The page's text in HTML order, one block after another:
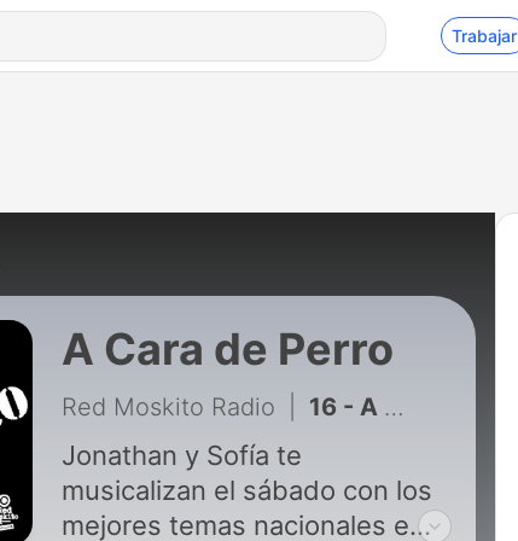
Trabajar
A Cara de Perro
Red Moskito Radio 16 - A Cara de Perro Episodio 16
Jonathan y Sofía te
musicalizan el sábado con los
mejores temas nacionales e